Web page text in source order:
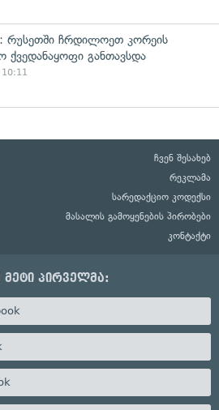
რუსეთში ჩრდილოეთ კორეის
ქვედანაყოფი განთავსდა
10:11
ჩვენ შესახებ
რეკლამა
სარედაქციო კოდექსი
მასალის გამოყენების პირობები
კონტაქტი
მეტი პირველმა: